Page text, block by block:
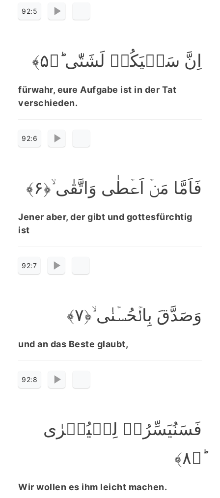
92:5
اِنَّ سَعۡیَکُمۡ لَشَتّٰی ؕ﴿۵﴾
fürwahr, eure Aufgabe ist in der Tat
verschieden.
92:6
فَاَمَّا مَنۡ اَعۡطٰی وَاتَّقٰی ۙ﴿۶﴾
Jener aber, der gibt und gottesfürchtig
ist
92:7
وَصَدَّقَ بِالۡحُسۡنٰی ۙ﴿۷﴾
und an das Beste glaubt,
92:8
فَسَنُیَسِّرُہٗ لِلۡیُسۡرٰی
ؕ﴿۸﴾
Wir wollen es ihm leicht machen.